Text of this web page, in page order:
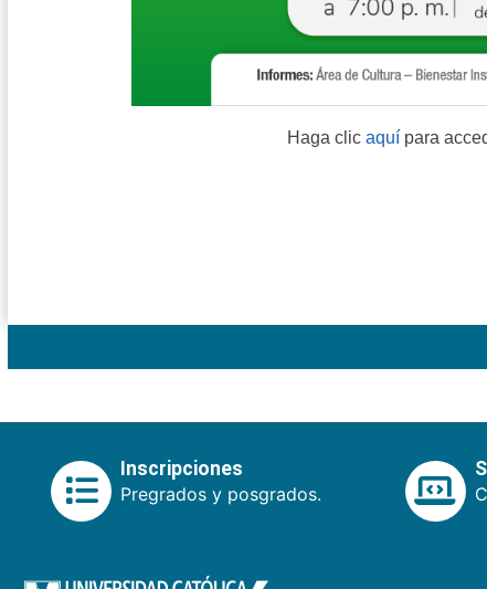
Haga clic aquí para
Inscripciones
Pregrados y posgrados.